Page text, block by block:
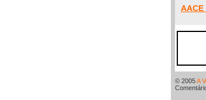
© 2005A